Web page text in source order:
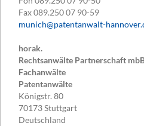
Fax089.250 07 90-59
munich@patentanwalt-
horak.
Rechtsanwälte Partnerschaft
Fachanwälte
Patentanwälte
Königstr. 80
70173Stuttgart
Deutschland